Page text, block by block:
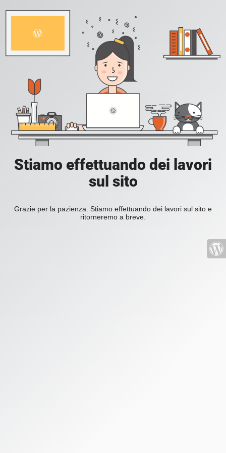
Stiamo effettuando dei lavori
sul sito
Grazie per la pazienza. Stiamo effettuando dei lavori sul sito e
ritorneremo a breve.